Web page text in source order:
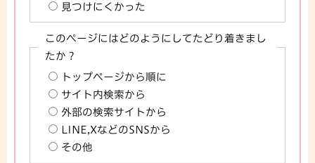
見つけにくかった
このページにはどのようにしてたどり着きまし
たか？
トップページから順に
サイト内検索から
外部の検索サイトから
LINE,XなどのSNSから
その他